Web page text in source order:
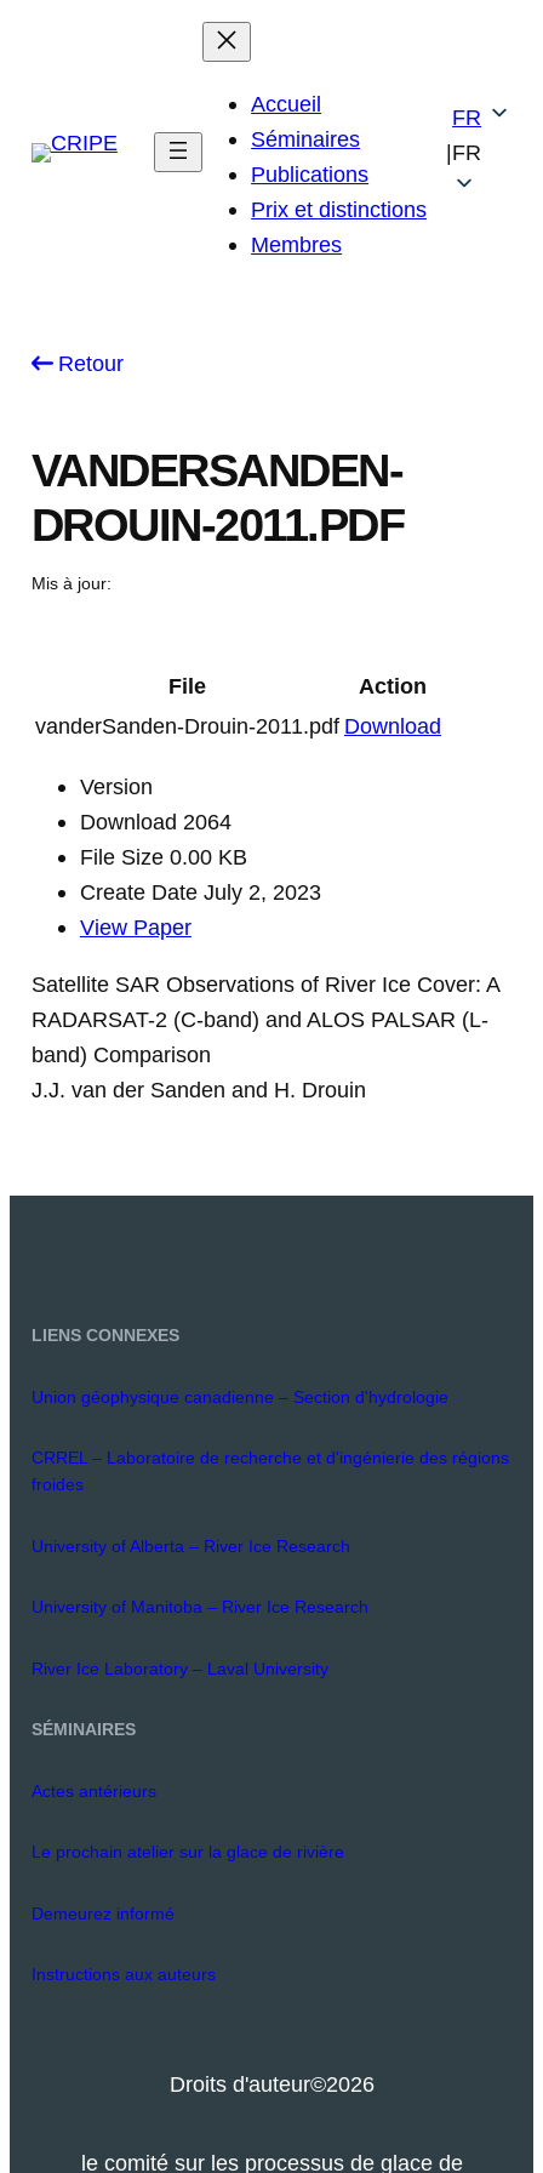
Accueil
Séminaires
Publications
Prix et distinctions
Membres
|
FR
FR
Retour
VANDERSANDEN-
DROUIN-2011.PDF
Mis à jour:
File
Action
vanderSanden-Drouin-2011.pdf Download
Version
Download 2064
File Size 0.00 KB
Create Date July 2, 2023
View Paper
Satellite SAR Observations of River Ice Cover: A
RADARSAT-2 (C-band) and ALOS PALSAR (L-
band) Comparison
J.J. van der Sanden and H. Drouin
LIENS CONNEXES
Union géophysique canadienne – Section d'hydrologie
CRREL – Laboratoire de recherche et d'ingénierie des régions
froides
University of Alberta – River Ice Research
University of Manitoba – River Ice Research
River Ice Laboratory – Laval University
SÉMINAIRES
Actes antérieurs
Le prochain atelier sur la glace de rivière
Demeurez informé
Instructions aux auteurs
Droits d'auteur©2026
le comité sur les processus de glace de